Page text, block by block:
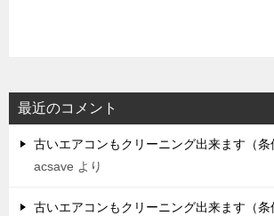
最近のコメント
古いエアコンもクリーニング出来ます（条
acsave より
古いエアコンもクリーニング出来ます（条